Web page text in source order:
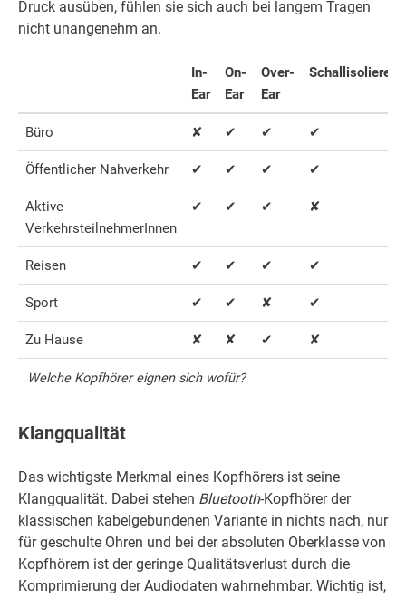
Druck ausüben, fühlen sie sich auch bei langem Tragen
nicht unangenehm an.
In-
Ear
On-
Ear
Over-
Ear
Schallisolierend
Büro ✘ ✔ ✔ ✔
Öffentlicher Nahverkehr ✔ ✔ ✔ ✔
Aktive
VerkehrsteilnehmerInnen
✔ ✔ ✔ ✘
Reisen ✔ ✔ ✔ ✔
Sport ✔ ✔ ✘ ✔
Zu Hause ✘ ✘ ✔ ✘
Welche Kopfhörer eignen sich wofür?
Klangqualität
Das wichtigste Merkmal eines Kopfhörers ist seine
Klangqualität. Dabei stehen Bluetooth-Kopfhörer der
klassischen kabelgebundenen Variante in nichts nach, nur
für geschulte Ohren und bei der absoluten Oberklasse von
Kopfhörern ist der geringe Qualitätsverlust durch die
Komprimierung der Audiodaten wahrnehmbar. Wichtig ist,